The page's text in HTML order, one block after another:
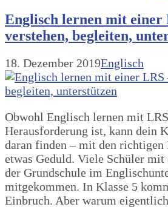
Englisch lernen mit einer
verstehen, begleiten,
18. Dezember 2019Englisch
Obwohl Englisch lernen mit
Herausforderung ist, kann dein
daran finden – mit den richtigen
etwas Geduld. Viele Schüler
der Grundschule im
mitgekommen. In Klasse 5
Einbruch. Aber warum